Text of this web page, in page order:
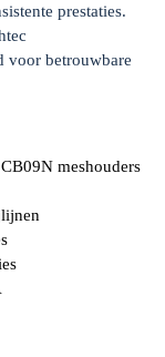
prestaties.
voor betrouwbare
meshouders